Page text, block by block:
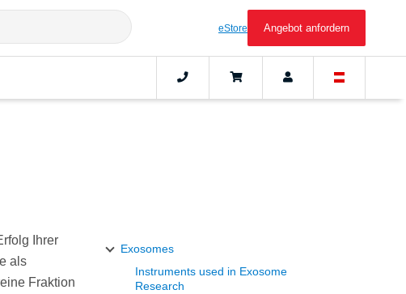
eStore Angebot anfordern
Ihrer
als
Fraktion
Exosomes
Instruments used in Exosome
Research